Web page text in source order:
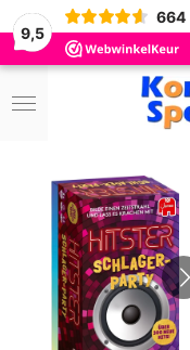
9,5
664